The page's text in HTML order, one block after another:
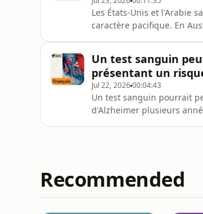
Les États-Unis et l'Arabie
caractère pacifique. En
Un test sanguin
présentant un
Jul 22, 202600:04:43
Un test sanguin pourrait
d'Alzheimer plusieurs
Recommended